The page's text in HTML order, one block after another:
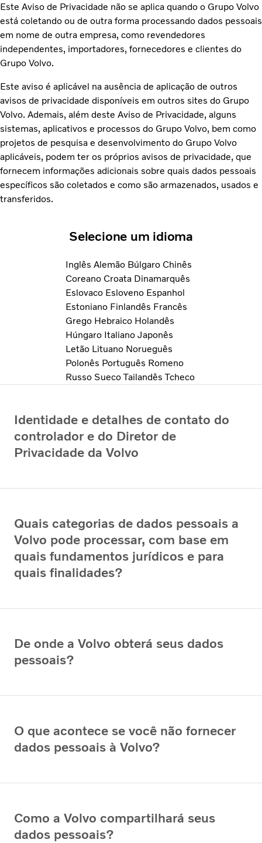
Este Aviso de Privacidade não se aplica quando o Grupo Volvo
está coletando ou de outra forma processando dados pessoais
em nome de outra empresa, como revendedores
independentes, importadores, fornecedores e clientes do
Grupo Volvo.
Este aviso é aplicável na ausência de aplicação de outros
avisos de privacidade disponíveis em outros sites do Grupo
Volvo. Ademais, além deste Aviso de Privacidade, alguns
sistemas, aplicativos e processos do Grupo Volvo, bem como
projetos de pesquisa e desenvolvimento do Grupo Volvo
aplicáveis, podem ter os próprios avisos de privacidade, que
fornecem informações adicionais sobre quais dados pessoais
específicos são coletados e como são armazenados, usados e
transferidos.
Selecione um idioma
Inglês Alemão Búlgaro Chinês
Coreano Croata Dinamarquês
Eslovaco Esloveno Espanhol
Estoniano Finlandês Francês
Grego Hebraico Holandês
Húngaro Italiano Japonês
Letão Lituano Norueguês
Polonês Português Romeno
Russo SuecoTailandêsTcheco
Identidade e detalhes de contato do
controlador e do Diretor de
Privacidade da Volvo
Quais categorias de dados pessoais a
Volvo pode processar, com base em
quais fundamentos jurídicos e para
quais finalidades?
De onde a Volvo obterá seus dados
pessoais?
O que acontece se você não fornecer
dados pessoais à Volvo?
Como a Volvo compartilhará seus
dados pessoais?